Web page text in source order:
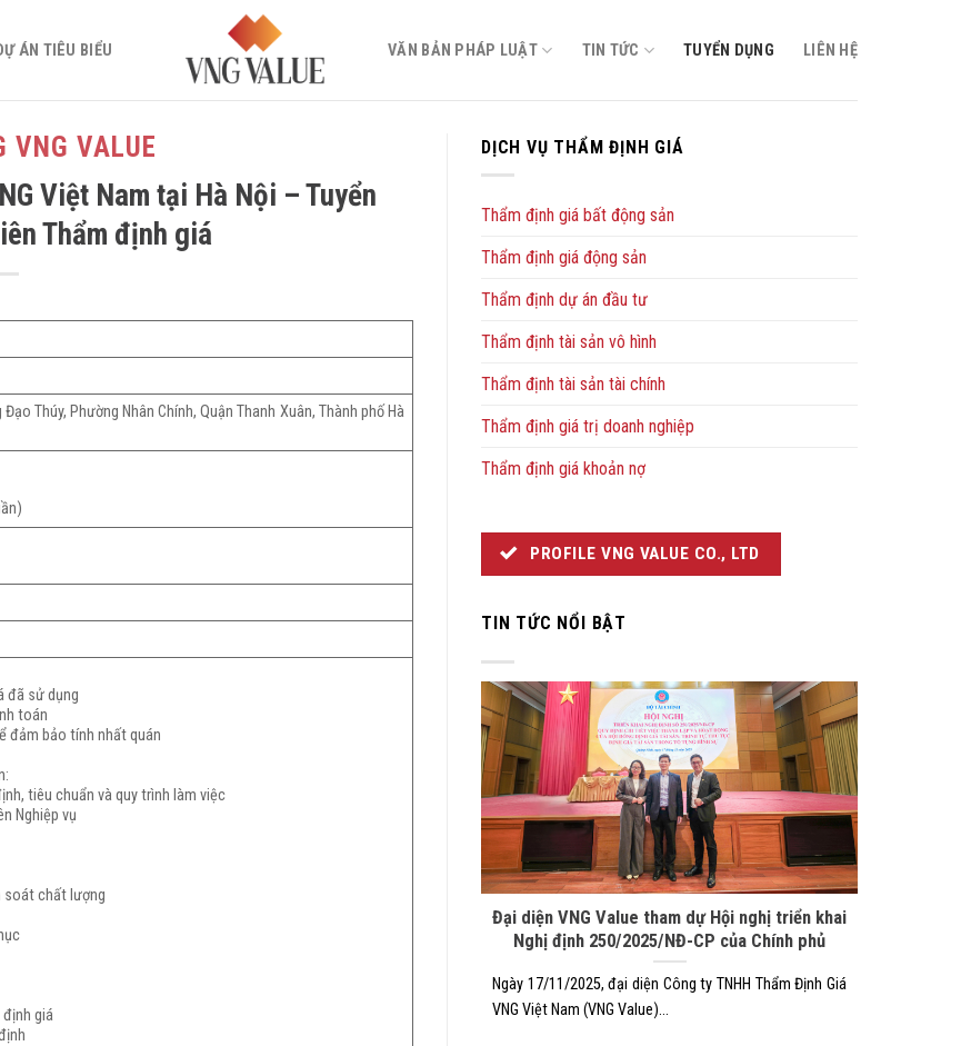
ÁN TIÊU BIỂU VĂN BẢN PHÁP LUẬT TIN TỨC TUYỂN DỤNG LIÊN HỆ
VNG VALUE
Việt Nam tại Hà Nội – Tuyển
Thẩm định giá
Thúy, Phường Nhân Chính, Quận Thanh Xuân, Thành phố Hà
đã sử dụng
toán
đảm bảo tính nhất quán
tiêu chuẩn và quy trình làm việc
Nghiệp vụ
soát chất lượng
định giá
DỊCH VỤ THẨM ĐỊNH GIÁ
Thẩm định giá bất động sản
Thẩm định giá động sản
Thẩm định dự án đầu tư
Thẩm định tài sản vô hình
Thẩm định tài sản tài chính
Thẩm định giá trị doanh nghiệp
Thẩm định giá khoản nợ
PROFILE VNG VALUE CO., LTD
TIN TỨC NỔI BẬT
Đại diện VNG Value tham dự Hội nghị triển khai
Nghị định 250/2025/NĐ-CP của Chính phủ
Ngày 17/11/2025, đại diện Công ty TNHH Thẩm Định Giá
VNG Việt Nam (VNG Value)...